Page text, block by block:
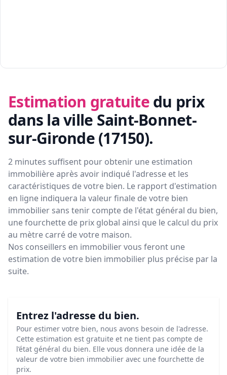
Estimation gratuite du prix
dans la ville Saint-Bonnet-
sur-Gironde (17150).
2 minutes suffisent pour obtenir une estimation
immobilière après avoir indiqué l'adresse et les
caractéristiques de votre bien. Le rapport d'estimation
en ligne indiquera la valeur finale de votre bien
immobilier sans tenir compte de l'état général du bien,
une fourchette de prix global ainsi que le calcul du prix
au mètre carré de votre maison.
Nos conseillers en immobilier vous feront une
estimation de votre bien immobilier plus précise par la
suite.
Entrez l'adresse du bien.
Pour estimer votre bien, nous avons besoin de l'adresse.
Cette estimation est gratuite et ne tient pas compte de
l’état général du bien. Elle vous donnera une idée de la
valeur de votre bien immobilier avec une fourchette de
prix.